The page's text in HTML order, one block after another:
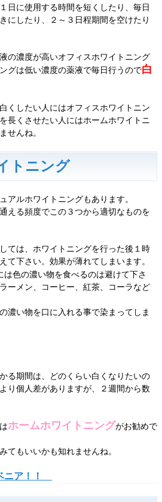
日に使用する時間を短くしたり、毎日
にしたり、２～３日程期間を空けたり
の濃度が高いオフィスホワイトニング
グは低い濃度の薬液で毎日行うので白
くしたい人にはオフィスホワイトニン
長くさせたい人にはホームホワイトニ
せんね。
トニング
アルホワイトニングもあります。
える頻度でこの３つから適切なものを
ては、ホワイトニングを行った後１時
て下さい。効果が薄れてしまいます。
は色の濃い物を食べるのは避けて下さ
ーメン、コーヒー、紅茶、コーラなど
濃い物を口に入れる事で染まってしま
る期間は、どのくらい白くなりたいの
り個人差がありますが、２週間から数
ホームホワイトニングがお勧めで
てもいいかも知れませんね。
ニア！！